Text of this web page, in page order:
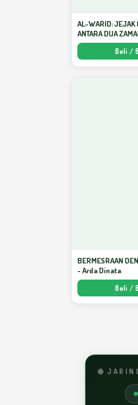
AL-WARID: JEJAK
ANTARA DUA
Beli /
BERMESRAAN
- Arda Dinata
Beli /
🌐